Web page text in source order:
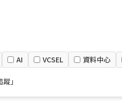
AI VCSEL 資料中心
」